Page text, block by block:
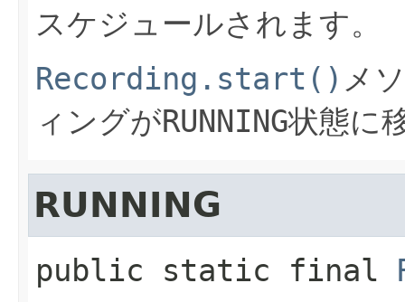
スケジュールされます。
Recording.start() メ
ィングがRUNNING状態に
RUNNING
public static final